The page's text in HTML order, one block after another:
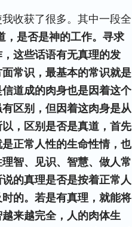
收获了很多。其中一段全
，是否是神的工作。寻求
这些话语有无真理的发
常识，最基本的常识就是
道成的肉身也是因着这个
区别，但因着这肉身是从
，区别是否是真道，首先
正常人性的生命性情，也
智、见识、智慧、做人常
的真理是否是按着正常人
的。若是有真理，就能将
来越完全，人的肉体生